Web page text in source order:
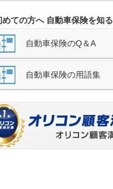
めての方へ 自動車保険を知る
自動車保険のQ＆A
自動車保険の用語集